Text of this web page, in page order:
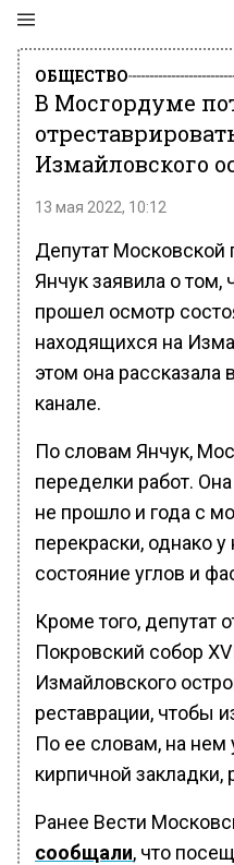
ОБЩЕСТВО
В Мосгордуме
Измайловского
13 мая 2022, 10:12
Депутат
Янчук заявила о том,
прошел осмотр
находящихся на
этом она рассказала
канале.
По словам Янчук,
переделки работ.
не прошло и года с
перекраски, однако
состояние углов и
Кроме того, депутат
Покровский собор
Измайловского
реставрации, чтобы
По ее словам, на нем
кирпичной
Ранее Вести
сообщали, что